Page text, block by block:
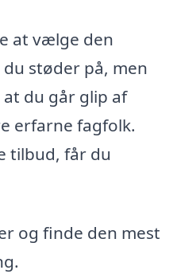
at vælge den
støder på, men
du går glip af
erfarne fagfolk.
tilbud, får du
og finde den mest